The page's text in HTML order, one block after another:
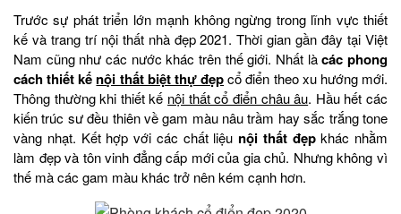
Trước sự phát triển lớn mạnh không ngừng trong lĩnh vực thiết
kế và trang trí nội thất nhà đẹp 2021. Thời gian gần đây tại Việt
Nam cũng như các nước khác trên thế giới. Nhất làcác phong
cách thiết kế nội thất biệt thự đẹpcổ điển theo xu hướng mới.
Thông thường khi thiết kế nội thất cổ điển châu âu. Hầu hết các
kiến trúc sư đều thiên về gam màu nâu trầm hay sắc trắng tone
vàng nhạt. Kết hợp với các chất liệu nội thất đẹpkhác nhằm
làm đẹp và tôn vinh đẳng cấp mới của gia chủ. Nhưng không vì
thế mà các gam màu khác trở nên kém cạnh hơn.